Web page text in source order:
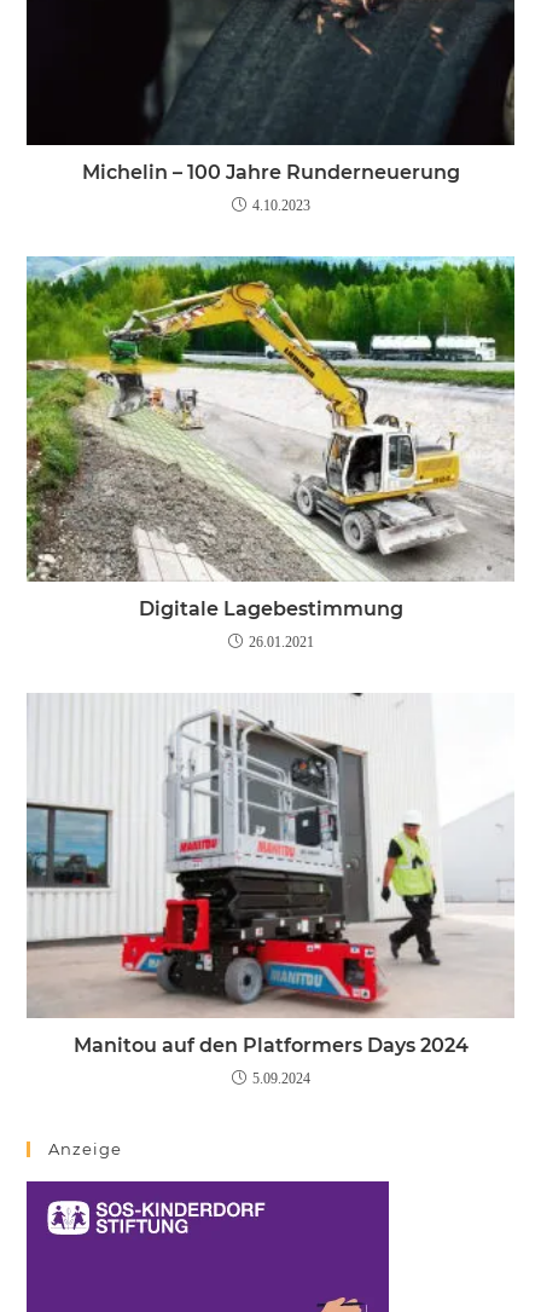
Michelin – 100 Jahre Runderneuerung
4.10.2023
Digitale Lagebestimmung
26.01.2021
Manitou auf den Platformers Days 2024
5.09.2024
Anzeige